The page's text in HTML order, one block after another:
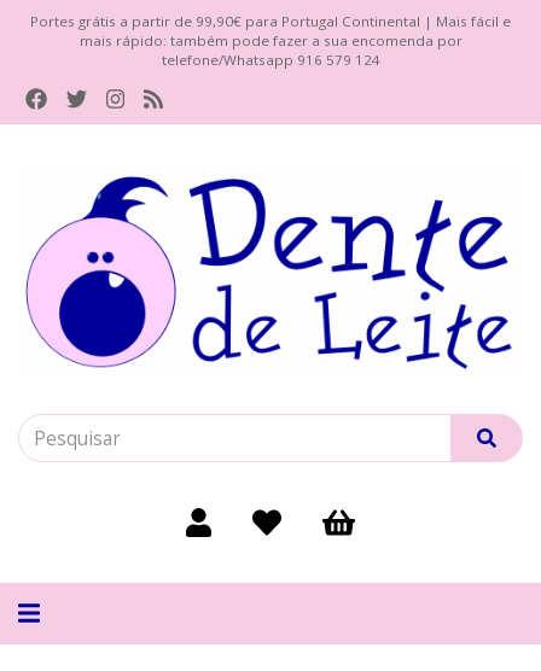
Portes grátis a partir de 99,90€ para Portugal Continental | Mais fácil e
mais rápido: também pode fazer a sua encomenda por
telefone/Whatsapp 916 579 124
Alternar